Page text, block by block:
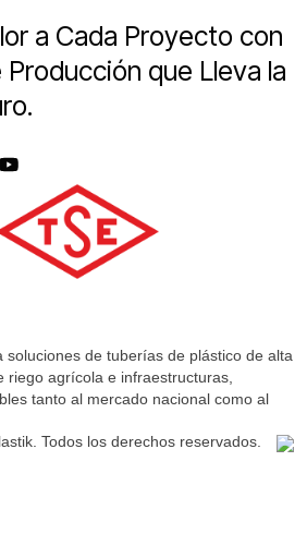
a Cada Proyecto con
que Lleva la
soluciones de tuberías de plástico de alta
riego agrícola e infraestructuras,
tanto al mercado nacional como al
Todos los derechos reservados.